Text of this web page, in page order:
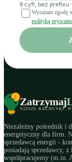
9 cyfr, bez prefixu
Wyrażam zgodę
polityką
Zatrzymaj
NIŻSZE RACHUNKI.
Niezależny pośrednik i
energetyczny dla firm.
sprzedawcą energii -
posiadają sprzedawcy,
współpracujemy (m.in.